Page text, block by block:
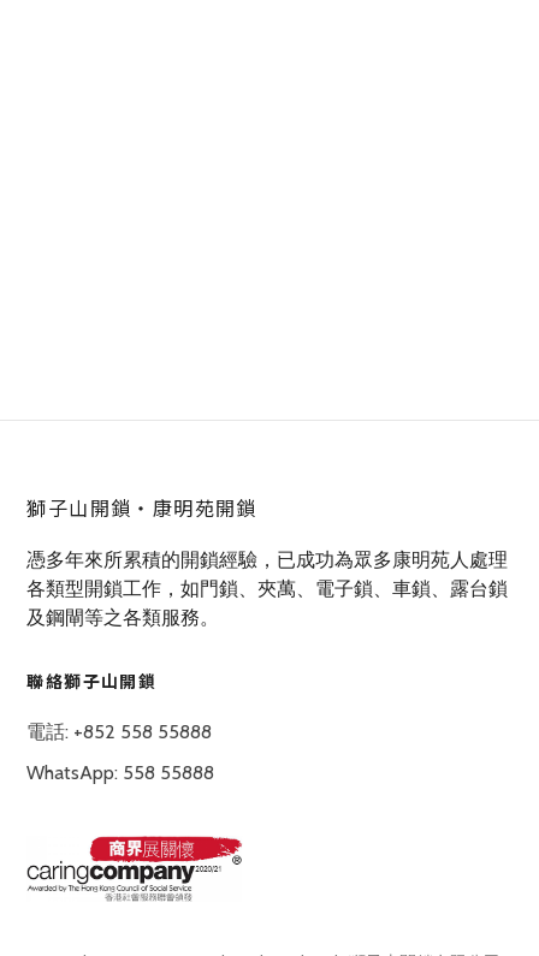
獅子山開鎖‧康明苑開鎖
憑多年來所累積的開鎖經驗，已成功為眾多康明苑人處理
各類型開鎖工作，如門鎖、夾萬、電子鎖、車鎖、露台鎖
及鋼閘等之各類服務。
聯絡獅子山開鎖
電話: +852 558 55888
WhatsApp: 558 55888